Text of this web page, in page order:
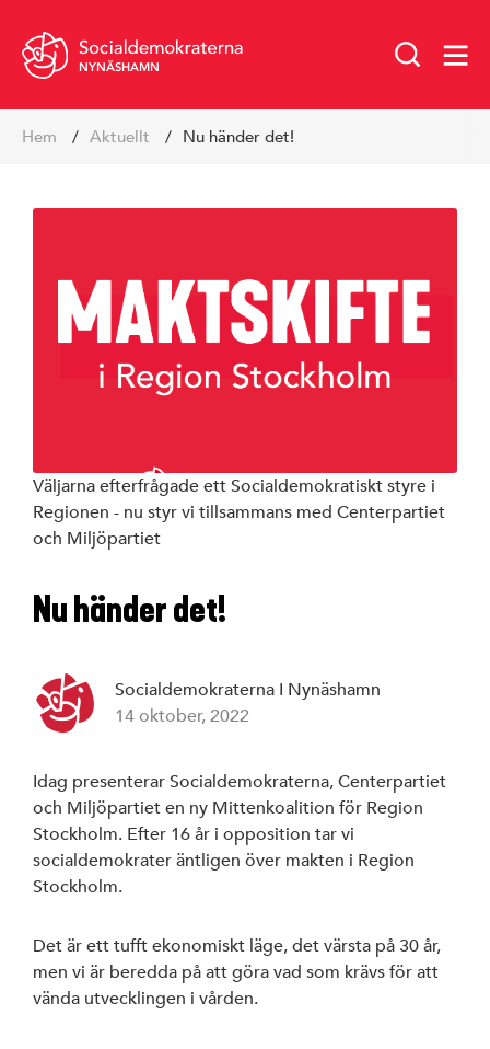
NYNÄSHAMN
Hem Aktuellt Nu händer det!
Väljarna efterfrågade ett Socialdemokratiskt styre i
Regionen - nu styr vi tillsammans med Centerpartiet
och Miljöpartiet
Nu händer det!
Socialdemokraterna I Nynäshamn
14 oktober, 2022
Idag presenterar Socialdemokraterna, Centerpartiet
och Miljöpartiet en ny Mittenkoalition för Region
Stockholm. Efter 16 år i opposition tar vi
socialdemokrater äntligen över makten i Region
Stockholm.
Det är ett tufft ekonomiskt läge, det värsta på 30 år,
men vi är beredda på att göra vad som krävs för att
vända utvecklingen i vården.